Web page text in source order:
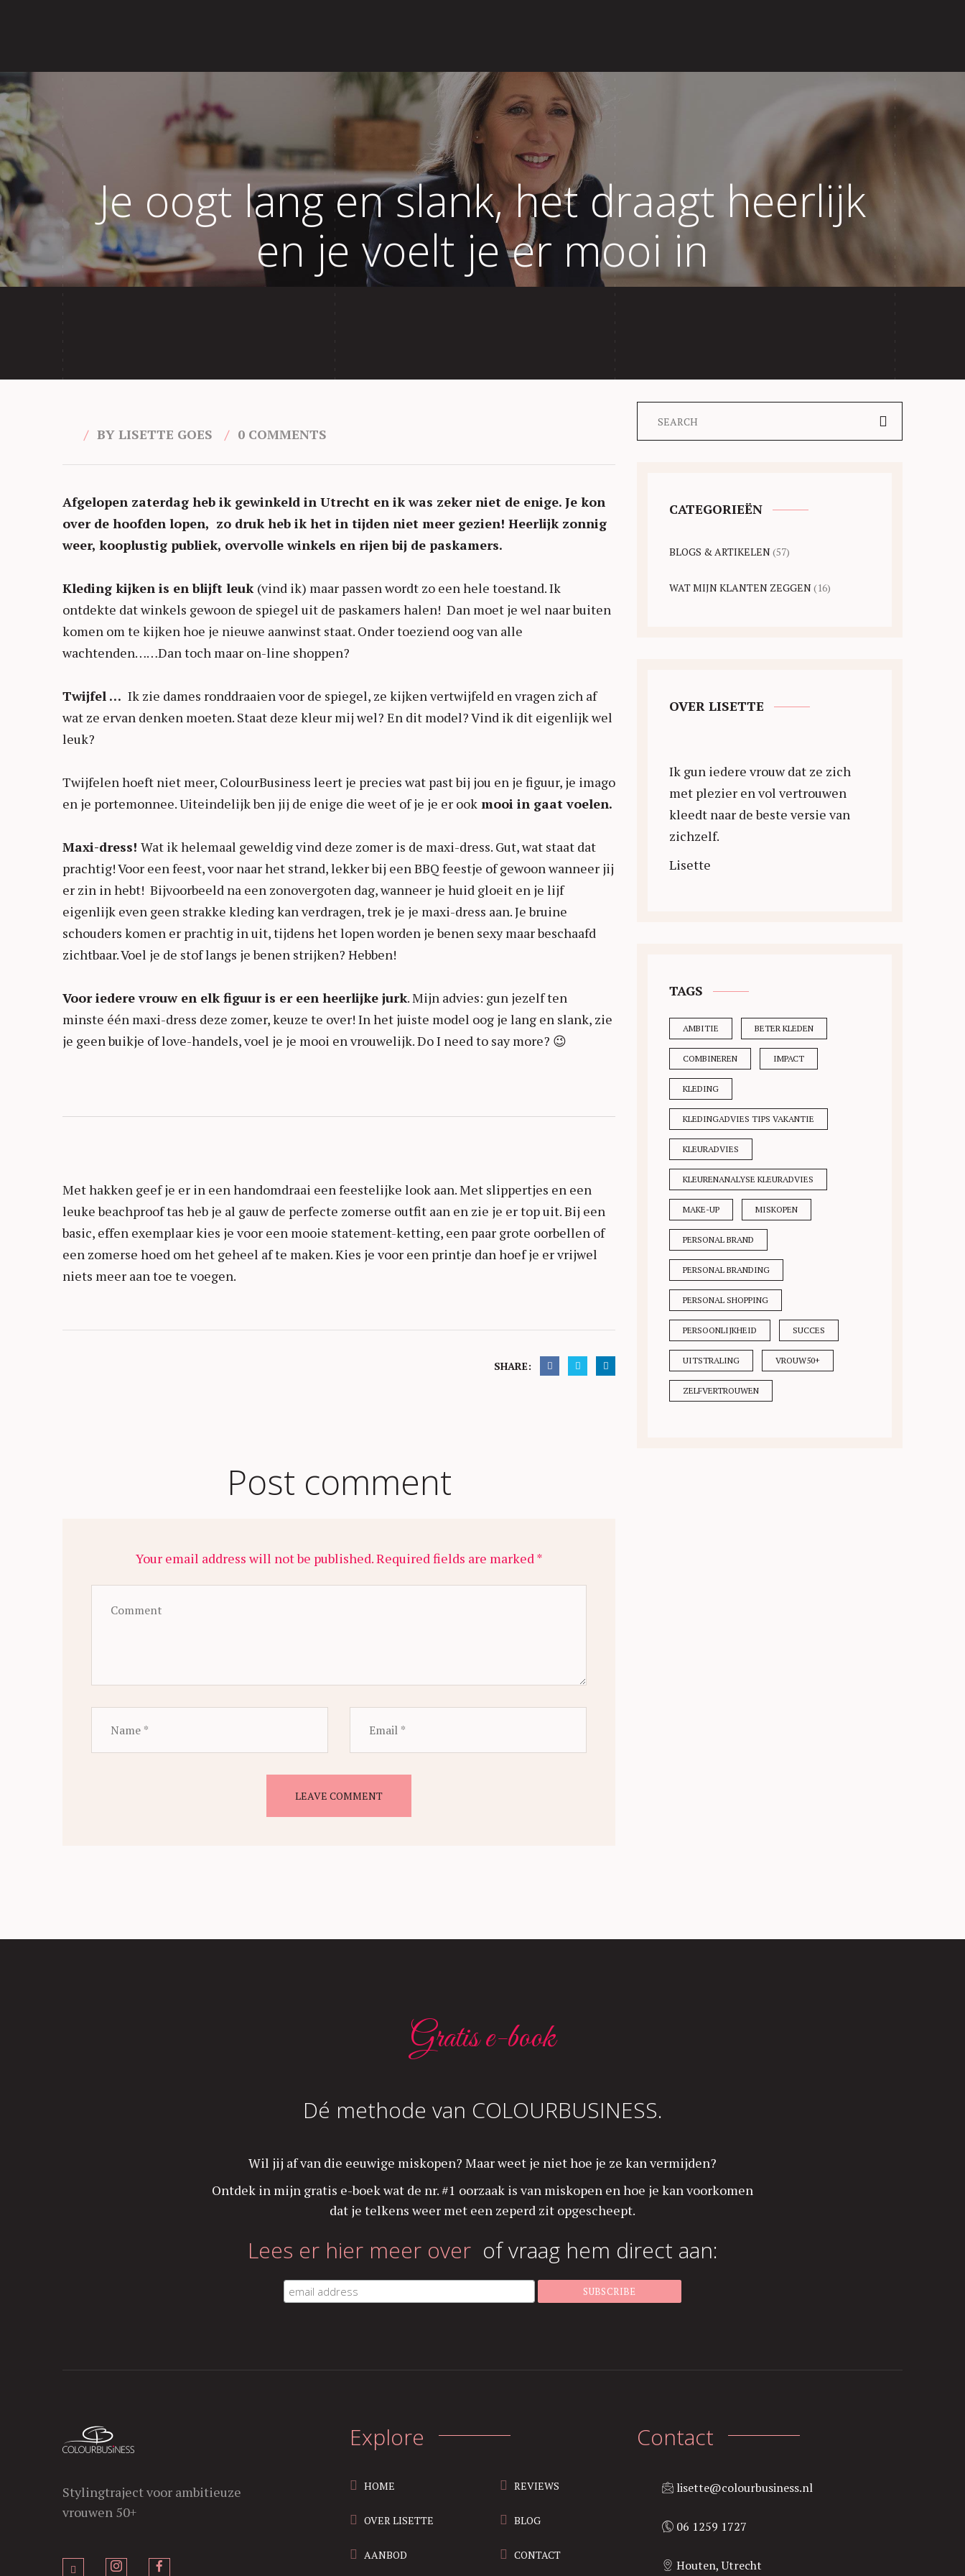
Home Over Lisette Aanbod Reviews Blog Contact
Je oogt lang en slank, het draagt heerlijk
en je voelt je er mooi in
BY LISETTE GOES 0 COMMENTS
Afgelopen zaterdag heb ik gewinkeld in Utrecht en ik was zeker niet de enige. Je kon
over de hoofden lopen, zo druk heb ik het in tijden niet meer gezien! Heerlijk zonnig
weer, kooplustig publiek, overvolle winkels en rijen bij de paskamers.
Kleding kijken is en blijft leuk (vind ik) maar passen wordt zo een hele toestand. Ik
ontdekte dat winkels gewoon de spiegel uit de paskamers halen! Dan moet je wel naar buiten
komen om te kijken hoe je nieuwe aanwinst staat. Onder toeziend oog van alle
wachtenden……Dan toch maar on-line shoppen?
Twijfel … Ik zie dames ronddraaien voor de spiegel, ze kijken vertwijfeld en vragen zich af
wat ze ervan denken moeten. Staat deze kleur mij wel? En dit model? Vind ik dit eigenlijk wel
leuk?
Twijfelen hoeft niet meer, ColourBusiness leert je precies wat past bij jou en je figuur, je imago
en je portemonnee. Uiteindelijk ben jij de enige die weet of je je er ook mooi in gaat voelen.
Maxi-dress! Wat ik helemaal geweldig vind deze zomer is de maxi-dress. Gut, wat staat dat
prachtig! Voor een feest, voor naar het strand, lekker bij een BBQ feestje of gewoon wanneer jij
er zin in hebt! Bijvoorbeeld na een zonovergoten dag, wanneer je huid gloeit en je lijf
eigenlijk even geen strakke kleding kan verdragen, trek je je maxi-dress aan. Je bruine
schouders komen er prachtig in uit, tijdens het lopen worden je benen sexy maar beschaafd
zichtbaar. Voel je de stof langs je benen strijken? Hebben!
Voor iedere vrouw en elk figuur is er een heerlijke jurk. Mijn advies: gun jezelf ten
minste één maxi-dress deze zomer, keuze te over! In het juiste model oog je lang en slank, zie
je geen buikje of love-handels, voel je je mooi en vrouwelijk. Do I need to say more? 😉
Met hakken geef je er in een handomdraai een feestelijke look aan. Met slippertjes en een
leuke beachproof tas heb je al gauw de perfecte zomerse outfit aan en zie je er top uit. Bij een
basic, effen exemplaar kies je voor een mooie statement-ketting, een paar grote oorbellen of
een zomerse hoed om het geheel af te maken. Kies je voor een printje dan hoef je er vrijwel
niets meer aan toe te voegen.
SHARE:
Post comment
Your email address will not be published. Required fields are marked *
CATEGORIEËN
BLOGS & ARTIKELEN(57)
WAT MIJN KLANTEN ZEGGEN(16)
OVER LISETTE
Ik gun iedere vrouw dat ze zich
met plezier en vol vertrouwen
kleedt naar de beste versie van
zichzelf.
Lisette
TAGS
AMBITIE BETER KLEDEN
COMBINEREN IMPACT
KLEDING
KLEDINGADVIES TIPS VAKANTIE
KLEURADVIES
KLEURENANALYSE KLEURADVIES
MAKE-UP MISKOPEN
PERSONAL BRAND
PERSONAL BRANDING
PERSONAL SHOPPING
PERSOONLIJKHEID SUCCES
UITSTRALING VROUW50+
ZELFVERTROUWEN
Gratis e-book
Dé methode van COLOURBUSINESS.
Wil jij af van die eeuwige miskopen? Maar weet je niet hoe je ze kan vermijden?
Ontdek in mijn gratis e-boek wat de nr. #1 oorzaak is van miskopen en hoe je kan voorkomen
dat je telkens weer met een zeperd zit opgescheept.
Lees er hier meer over of vraag hem direct aan:
Stylingtraject voor ambitieuze
vrouwen 50+
Explore
HOME
OVER LISETTE
AANBOD
REVIEWS
BLOG
CONTACT
Contact
lisette@colourbusiness.nl
06 1259 1727
Houten, Utrecht